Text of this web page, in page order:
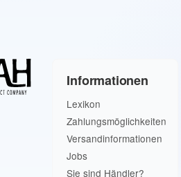
Informationen
Lexikon
Zahlungsmöglichkeiten
Versandinformationen
Jobs
Sie sind Händler?